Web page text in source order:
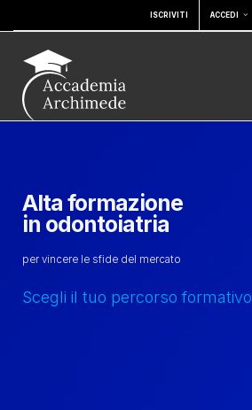
ISCRIVITI ACCEDI
Alta formazione
in odontoiatria
per vincere le sfide del mercato
Scegli il tuo percorso formativo